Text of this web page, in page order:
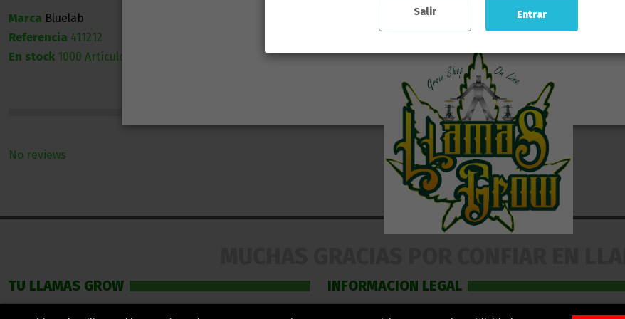
Marca Bluelab
Referencia 411212
En stock 1000 Artículos
Reviews (0)
No reviews
TU LLAMAS GROW INFORMACION LEGAL
Salir Entrar